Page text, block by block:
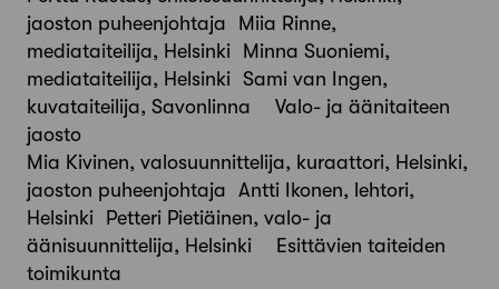
jaoston puheenjohtaja Miia Rinne,
mediataiteilija, Helsinki Minna Suoniemi,
mediataiteilija, Helsinki Sami van Ingen,
kuvataiteilija, Savonlinna Valo- ja äänitaiteen
jaosto
Mia Kivinen, valosuunnittelija, kuraattori, Helsinki,
jaoston puheenjohtaja Antti Ikonen, lehtori,
Helsinki Petteri Pietiäinen, valo- ja
äänisuunnittelija, Helsinki Esittävien taiteiden
toimikunta